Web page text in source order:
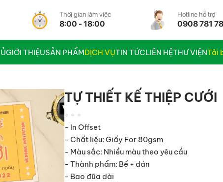
Thời gian làm việc
8:00 - 18:00
Hotline hỗ trợ
0908 781
GIỚI THIỆUSẢN PHẨMDỊCH VỤTIN TỨCLIÊN HỆTHƯ VIỆNTải
TỰ THIẾT KẾ THIỆP CƯỚI
***
- In Offset
- Chất liệu: Giấy For 80gsm
- Màu sắc: Nhiều màu theo yêu cầu
- Thành phẩm: Bế + dán
- Bao đũa dài